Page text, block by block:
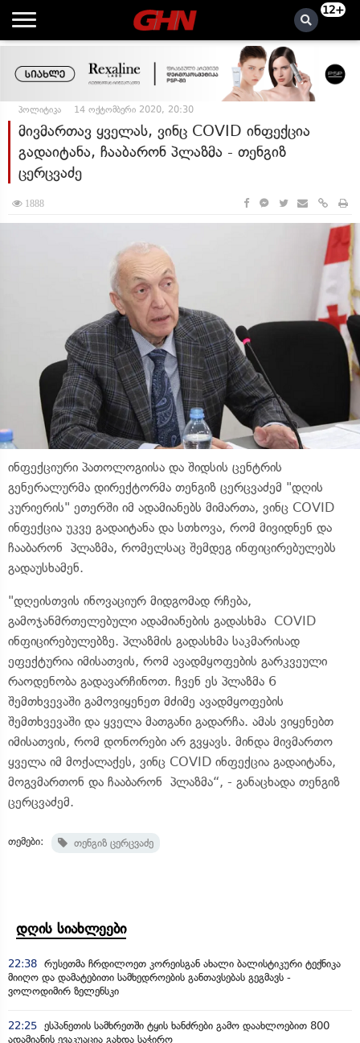
12+
პოლიტიკა 14 ოქტომბერი 2020, 20:30
მივმართავ ყველას, ვინც COVID ინფექცია
გადაიტანა, ჩააბარონ პლაზმა - თენგიზ
ცერცვაძე
1888
ინფექციური პათოლოგიისა და შიდსის ცენტრის
გენერალურმა დირექტორმა თენგიზ ცერცვაძემ "დღის
კურიერის" ეთერში იმ ადამიანებს მიმართა, ვინც COVID
ინფექცია უკვე გადაიტანა და სთხოვა, რომ მივიდნენ და
ჩააბარონ პლაზმა, რომელსაც შემდეგ ინფიცირებულებს
გადაუსხამენ.
"დღეისთვის ინოვაციურ მიდგომად რჩება,
გამოჯანმრთელებული ადამიანების გადასხმა COVID
ინფიცირებულებზე. პლაზმის გადასხმა საკმარისად
ეფექტურია იმისათვის, რომ ავადმყოფების გარკვეული
რაოდენობა გადავარჩინოთ. ჩვენ ეს პლაზმა 6
შემთხვევაში გამოვიყენეთ მძიმე ავადმყოფების
შემთხვევაში და ყველა მათგანი გადარჩა. ამას ვიყენებთ
იმისათვის, რომ დონორები არ გვყავს. მინდა მივმართო
ყველა იმ მოქალაქეს, ვინც COVID ინფექცია გადაიტანა,
მოგვმართონ და ჩააბარონ პლაზმა“, - განაცხადა თენგიზ
ცერცვაძემ.
თემები: თენგიზ ცერცვაძე
დღის სიახლეები
22:38 რუსეთმა ჩრდილოეთ კორეისგან ახალი ბალისტიკური ტექნიკა
მიიღო და დამატებითი სამხედროების განთავსებას გეგმავს -
ვოლოდიმირ ზელენსკი
22:25 ესპანეთის სამხრეთში ტყის ხანძრები გამო დაახლოებით 800
ადამიანის ევაკუაცია გახდა საჭირო